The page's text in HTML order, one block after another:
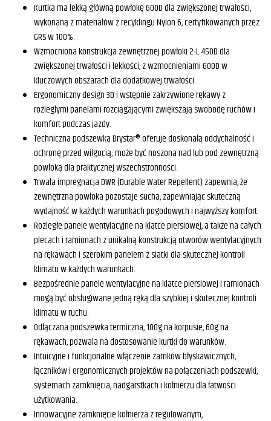
Kurtka ma lekką główną powłokę 600D dla zwiększonej trwałości,
wykonaną z materiałów z recyklingu Nylon 6, certyfikowanych przez
GRS w 100%.
Wzmocniona konstrukcja zewnętrznej powłoki 2-L 450D dla
zwiększonej trwałości i lekkości, z wzmocnieniami 600D w
kluczowych obszarach dla dodatkowej trwałości.
Ergonomiczny design 3D i wstępnie zakrzywione rękawy z
rozległymi panelami rozciągającymi zwiększają swobodę ruchów i
komfort podczas jazdy.
Techniczna podszewka Drystar® oferuje doskonałą oddychalność i
ochronę przed wilgocią; może być noszona nad lub pod zewnętrzną
powłoką dla praktycznej wszechstronności.
Trwała impregnacja DWR (Durable Water Repellent) zapewnia, że
zewnętrzna powłoka pozostaje sucha, zapewniając skuteczną
wydajność w każdych warunkach pogodowych i najwyższy komfort.
Rozległe panele wentylacyjne na klatce piersiowej, a także na całych
plecach i ramionach z unikalną konstrukcją otworów wentylacyjnych
na rękawach i szerokim panelem z siatki dla skutecznej kontroli
klimatu w każdych warunkach.
Bezpośrednie panele wentylacyjne na klatce piersiowej i ramionach
mogą być obsługiwane jedną ręką dla szybkiej i skutecznej kontroli
klimatu w ruchu.
Odłączana podszewka termiczna, 100g na korpusie, 60g na
rękawach, pozwala na dostosowanie kurtki do warunków.
Intuicyjne i funkcjonalne włączenie zamków błyskawicznych,
łączników i ergonomicznych projektów na połączeniach podszewki,
systemach zamknięcia, nadgarstkach i kołnierzu dla łatwości
użytkowania.
Innowacyjne zamknięcie kołnierza z regulowanym,